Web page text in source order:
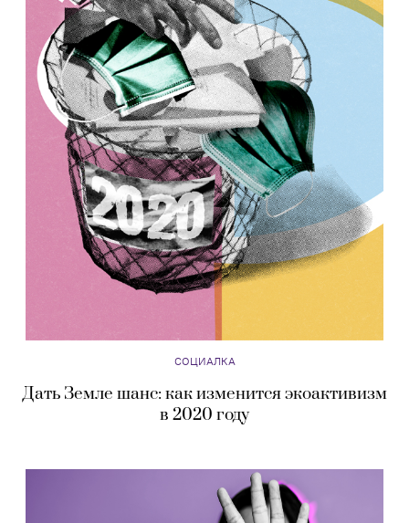
СОЦИАЛКА
Дать Земле шанс: как изменится экоактивизм
в 2020 году